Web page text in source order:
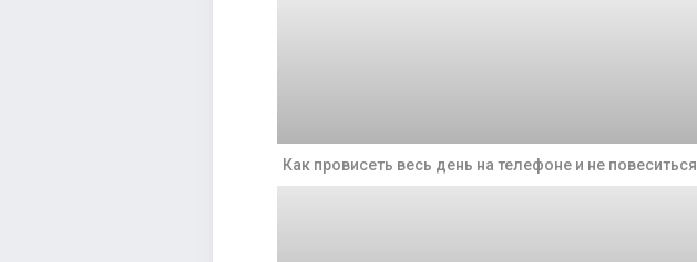
Как провисеть весь день на телефоне и не повеситься